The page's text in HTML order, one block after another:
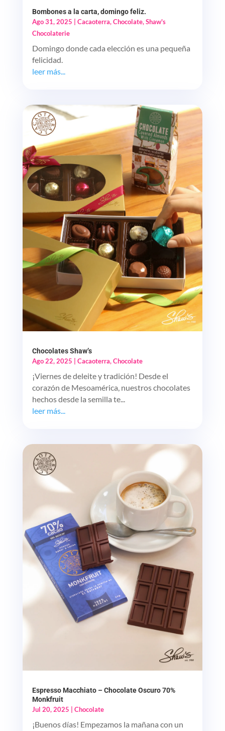
Bombones a la carta, domingo feliz.
Ago 31, 2025
Cacaoterra,Chocolate,Shaw's
Chocolaterie
Domingo donde cada elección es una pequeña
felicidad.
leer más...
Chocolates Shaw’s
Ago 22, 2025
Cacaoterra,Chocolate
¡Viernes de deleite y tradición! Desde el
corazón de Mesoamérica, nuestros chocolates
hechos desde la semilla te...
leer más...
Espresso Macchiato – Chocolate Oscuro 70%
Monkfruit
Jul 20, 2025 | Chocolate
¡Buenos días! Empezamos la mañana con un